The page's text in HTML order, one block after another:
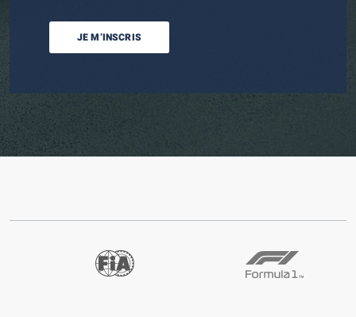
JE M’INSCRIS